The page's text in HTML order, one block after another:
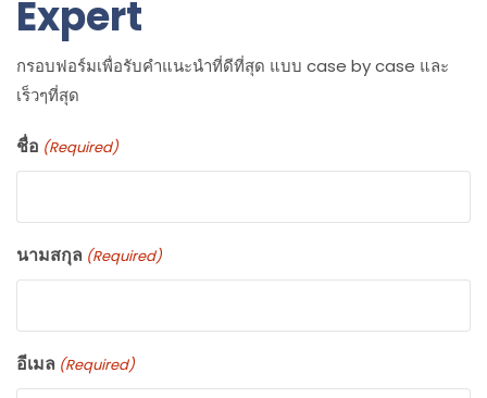
Expert
กรอบฟอร์มเพื่อรับคำแนะนำที่ดีที่สุด แบบ case by case และ
เร็วๆที่สุด
ชื่อ (Required)
นามสกุล (Required)
อีเมล (Required)